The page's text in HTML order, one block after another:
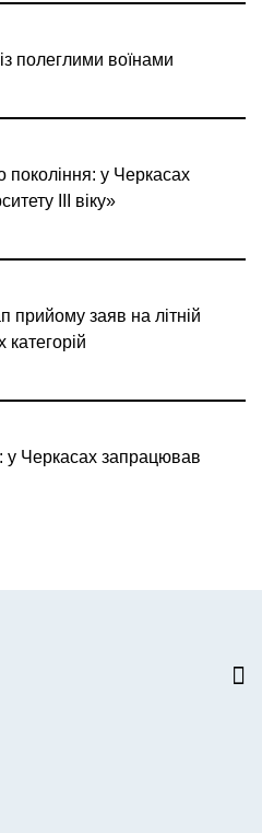
полеглими воїнами
покоління: у Черкасах
ІІІ віку»
прийому заяв на літній
категорій
у Черкасах запрацював